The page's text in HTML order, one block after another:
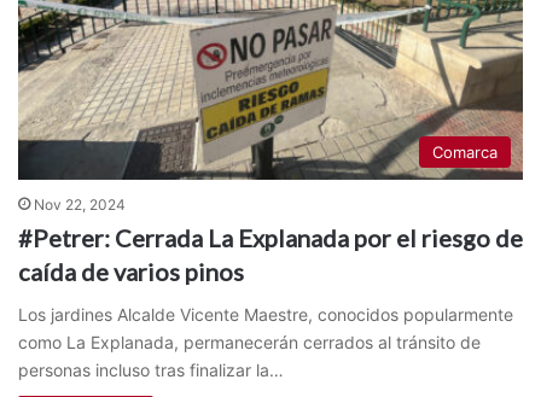
Comarca
Nov 22, 2024
#Petrer: Cerrada La Explanada por el riesgo de
caída de varios pinos
Los jardines Alcalde Vicente Maestre, conocidos popularmente
como La Explanada, permanecerán cerrados al tránsito de
personas incluso tras finalizar la…